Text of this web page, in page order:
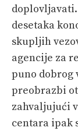
desetaka
skupljih
agencije za
puno dobrog
preobrazbi
zahvaljujući
centara ipak